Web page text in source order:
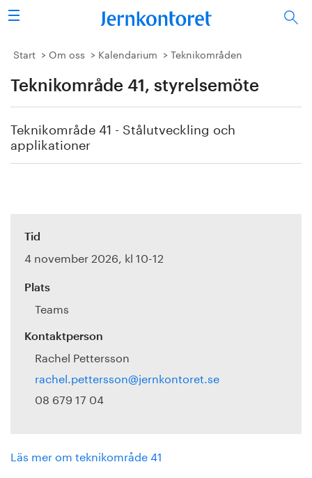
Sök
Stålindustrin
Vision 2050
Forskning/utbildning
Energi/miljö
Bildbank
Om oss
Start Om oss Kalendarium Teknikområden
Teknikområde 41, styrelsemöte
Teknikområde 41 - Stålutveckling och
applikationer
Tid
4 november 2026, kl 10-12
Plats
Teams
Kontaktperson
Rachel Pettersson
rachel.pettersson@jernkontoret.se
08 679 17 04
Läs mer om teknikområde 41